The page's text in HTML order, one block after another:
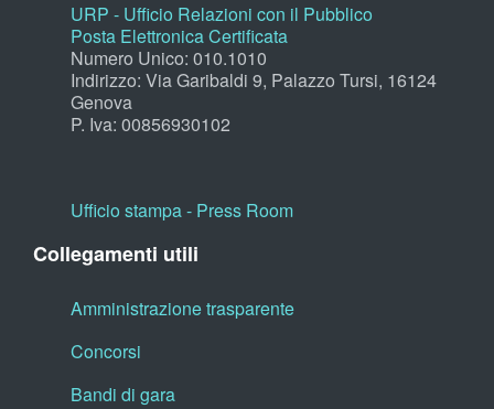
URP - Ufficio Relazioni con il Pubblico
Posta Elettronica Certificata
Numero Unico: 010.1010
Indirizzo: Via Garibaldi 9, Palazzo Tursi, 16124
Genova
P. Iva: 00856930102
Ufficio stampa - Press Room
Collegamenti utili
Amministrazione trasparente
Concorsi
Bandi di gara